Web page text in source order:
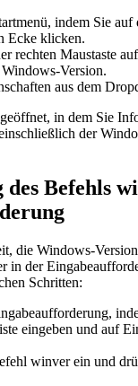
indem Sie
Ecke klicken.
rechten Maustaste
Version.
aus dem
in dem Sie
der
des Befehls
die Windows-
in der
Schritten:
eingeben und auf
winver ein und